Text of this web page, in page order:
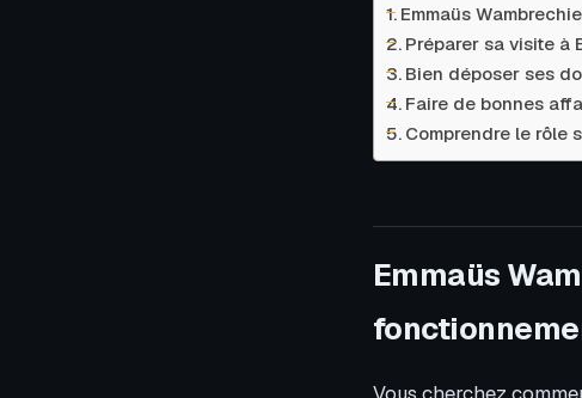
Emmaüs
Préparer sa visite à
Bien déposer ses
Faire de bonnes
Comprendre le rôle
Emmaüs